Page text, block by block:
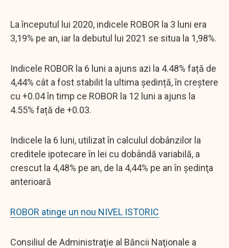
La începutul lui 2020, indicele ROBOR la 3 luni era
3,19% pe an, iar la debutul lui 2021 se situa la 1,98%.
Indicele ROBOR la 6 luni a ajuns azi la 4.48% față de
4,44% cât a fost stabilit la ultima ședință, în creștere
cu +0.04 în timp ce ROBOR la 12 luni a ajuns la
4.55% față de +0.03.
Indicele la 6 luni, utilizat în calculul dobânzilor la
creditele ipotecare în lei cu dobândă variabilă, a
crescut la 4,48% pe an, de la 4,44% pe an în şedinţa
anterioară
ROBOR atinge un nou NIVEL ISTORIC
Consiliul de Administraţie al Băncii Naţionale a